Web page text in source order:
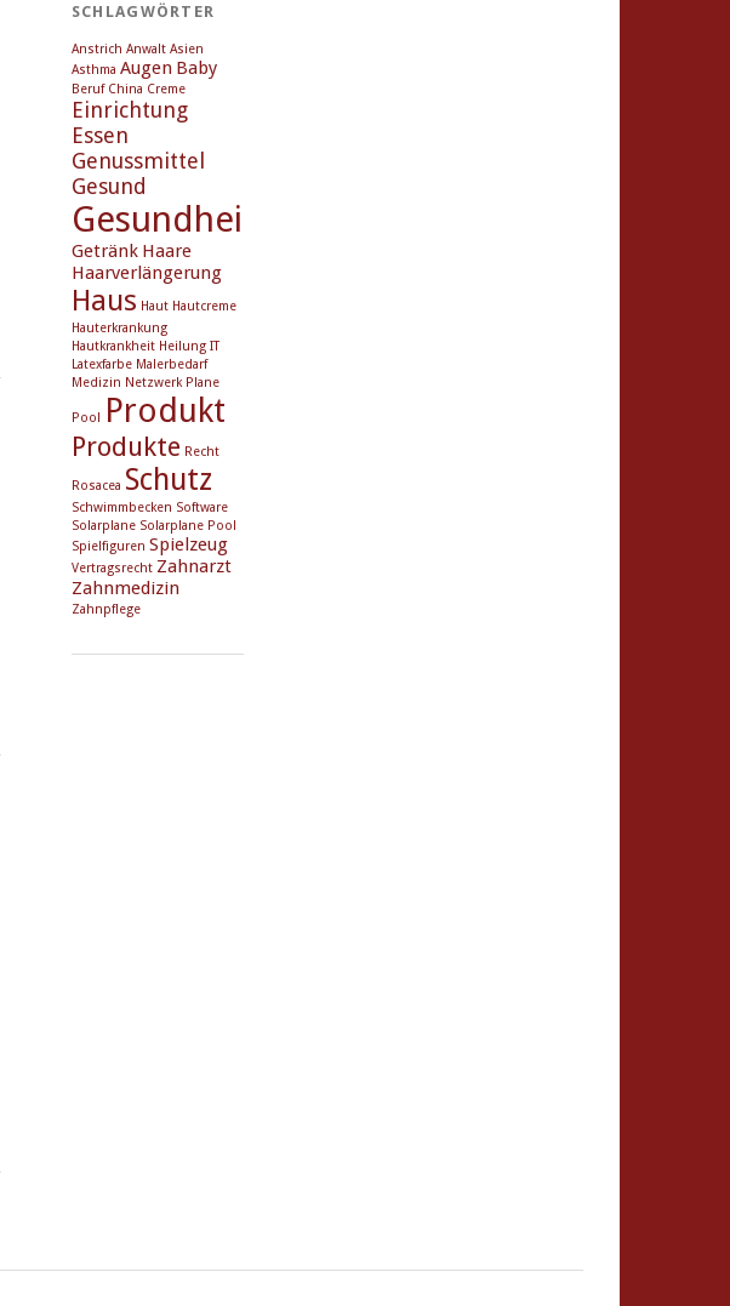
SCHLAGWÖRTER
Anstrich Anwalt Asien
Asthma Augen Baby
Beruf China Creme
Einrichtung
Essen
Genussmittel
Gesund
Gesundheit
Getränk Haare
Haarverlängerung
Haus Haut Hautcreme
Hauterkrankung
Hautkrankheit Heilung IT
Latexfarbe Malerbedarf
Medizin Netzwerk Plane
Pool Produkt
Produkte Recht
Rosacea Schutz
Schwimmbecken Software
Solarplane Solarplane Pool
Spielfiguren Spielzeug
Vertragsrecht Zahnarzt
Zahnmedizin
Zahnpflege